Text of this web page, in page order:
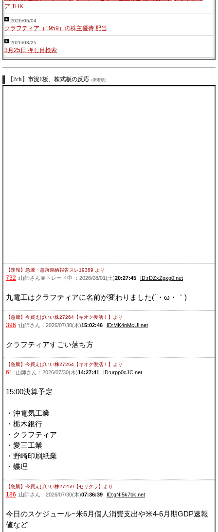
ア,THK
2026/05/04
クラフティア（1959）の株主優待 配当
2026/03/25
3月25日 押し目検索
【2ch】市況1板、株式板の反応 （新着順）
【速報】急騰・急落銘柄報告スレ19389 より
732 :山師さん＠トレード中 ：2026/08/01(土)20:27:45 ID:rDZxZgxg0.net
九電工はクラフティアに名前が変わりました(´・ω・｀)
【急騰】今買えばいい株27264【キオク復活！】 より
396 :山師さん：2026/07/30(木)15:02:46 ID:MK4nMcUi.net
クラフティアすごい落ち方
【急騰】今買えばいい株27264【キオク復活！】 より
61 :山師さん：2026/07/30(木)14:27:41 ID:urpp0cJC.net
15:00決算予定
・沖電気工業
・栃木銀行
・クラフティア
・愛三工業
・野崎印刷紙業
・蝶理
【急騰】今買えばいい株27259【セリクラ】 より
186 :山師さん：2026/07/30(木)07:36:39 ID:gNI5k7bk.net
今日のスケジュール−米6月個人消費支出や米4-6月期GDP速報
値など